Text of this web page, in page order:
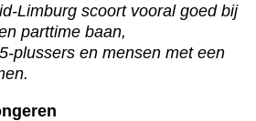
Limburg scoort vooral goed bij
parttime baan,
plussers en mensen met een